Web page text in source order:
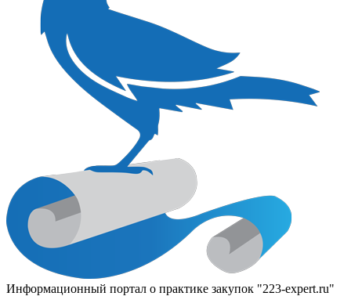
Информационный портал о практике закупок "223-expert.ru"